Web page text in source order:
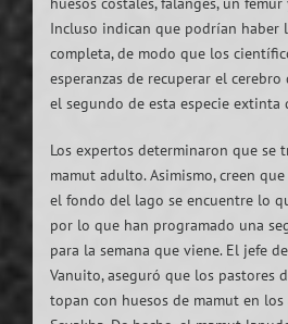
Incluso indican que podrían haber
completa, de modo que los
esperanzas de recuperar el
el segundo de esta especie extinta
Los expertos determinaron que se
mamut adulto. Asimismo, creen
el fondo del lago se encuentre lo
por lo que han programado una
para la semana que viene. El jefe
Vanuito, aseguró que los pastores
topan con huesos de mamut en